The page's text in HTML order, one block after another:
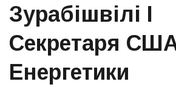
Зурабішвілі І
Секретаря
Енергетики